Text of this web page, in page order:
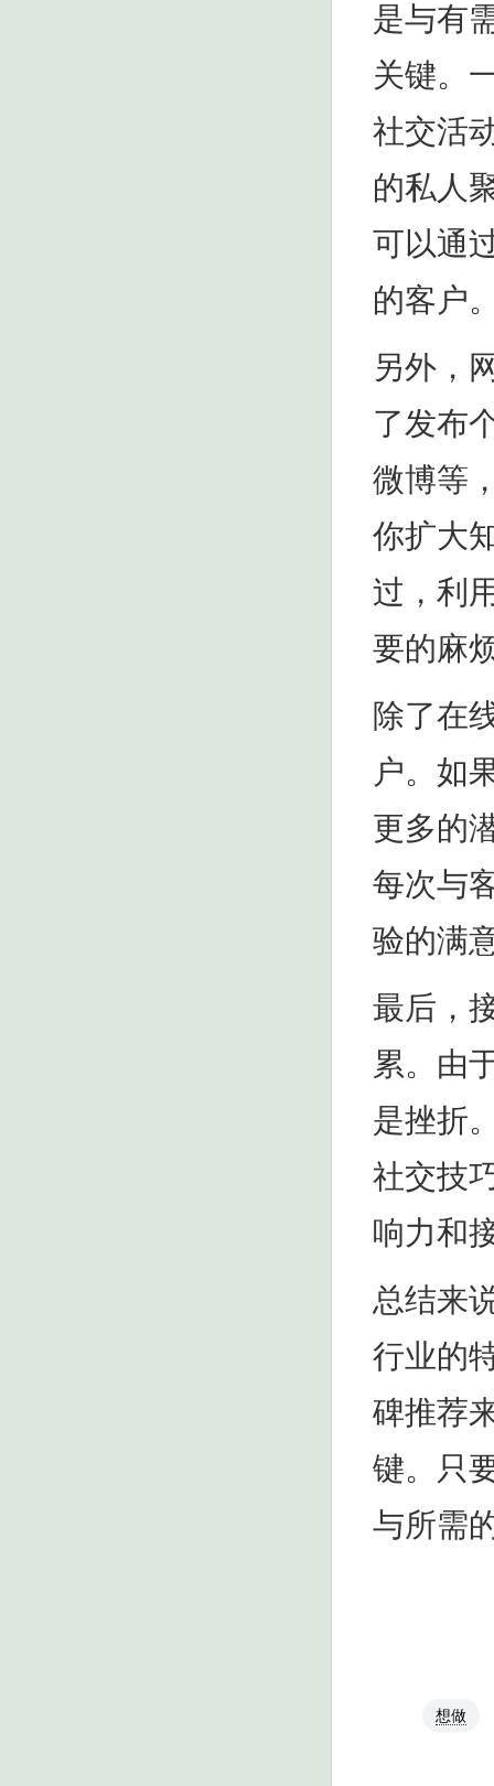
是与有
关键。
社交活
的私人
可以通
的客户
另外，
了发布
微博等
你扩大
过，利
要的麻
除了在
户。如
更多的
每次与
验的满
最后，
累。由
是挫折
社交技
响力和
总结来
行业的
碑推荐
键。只
与所需
想做